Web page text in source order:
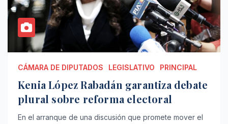
CÁMARA DE DIPUTADOS LEGISLATIVO PRINCIPAL
Kenia López Rabadán garantiza debate
plural sobre reforma electoral
En el arranque de una discusión que promete mover el